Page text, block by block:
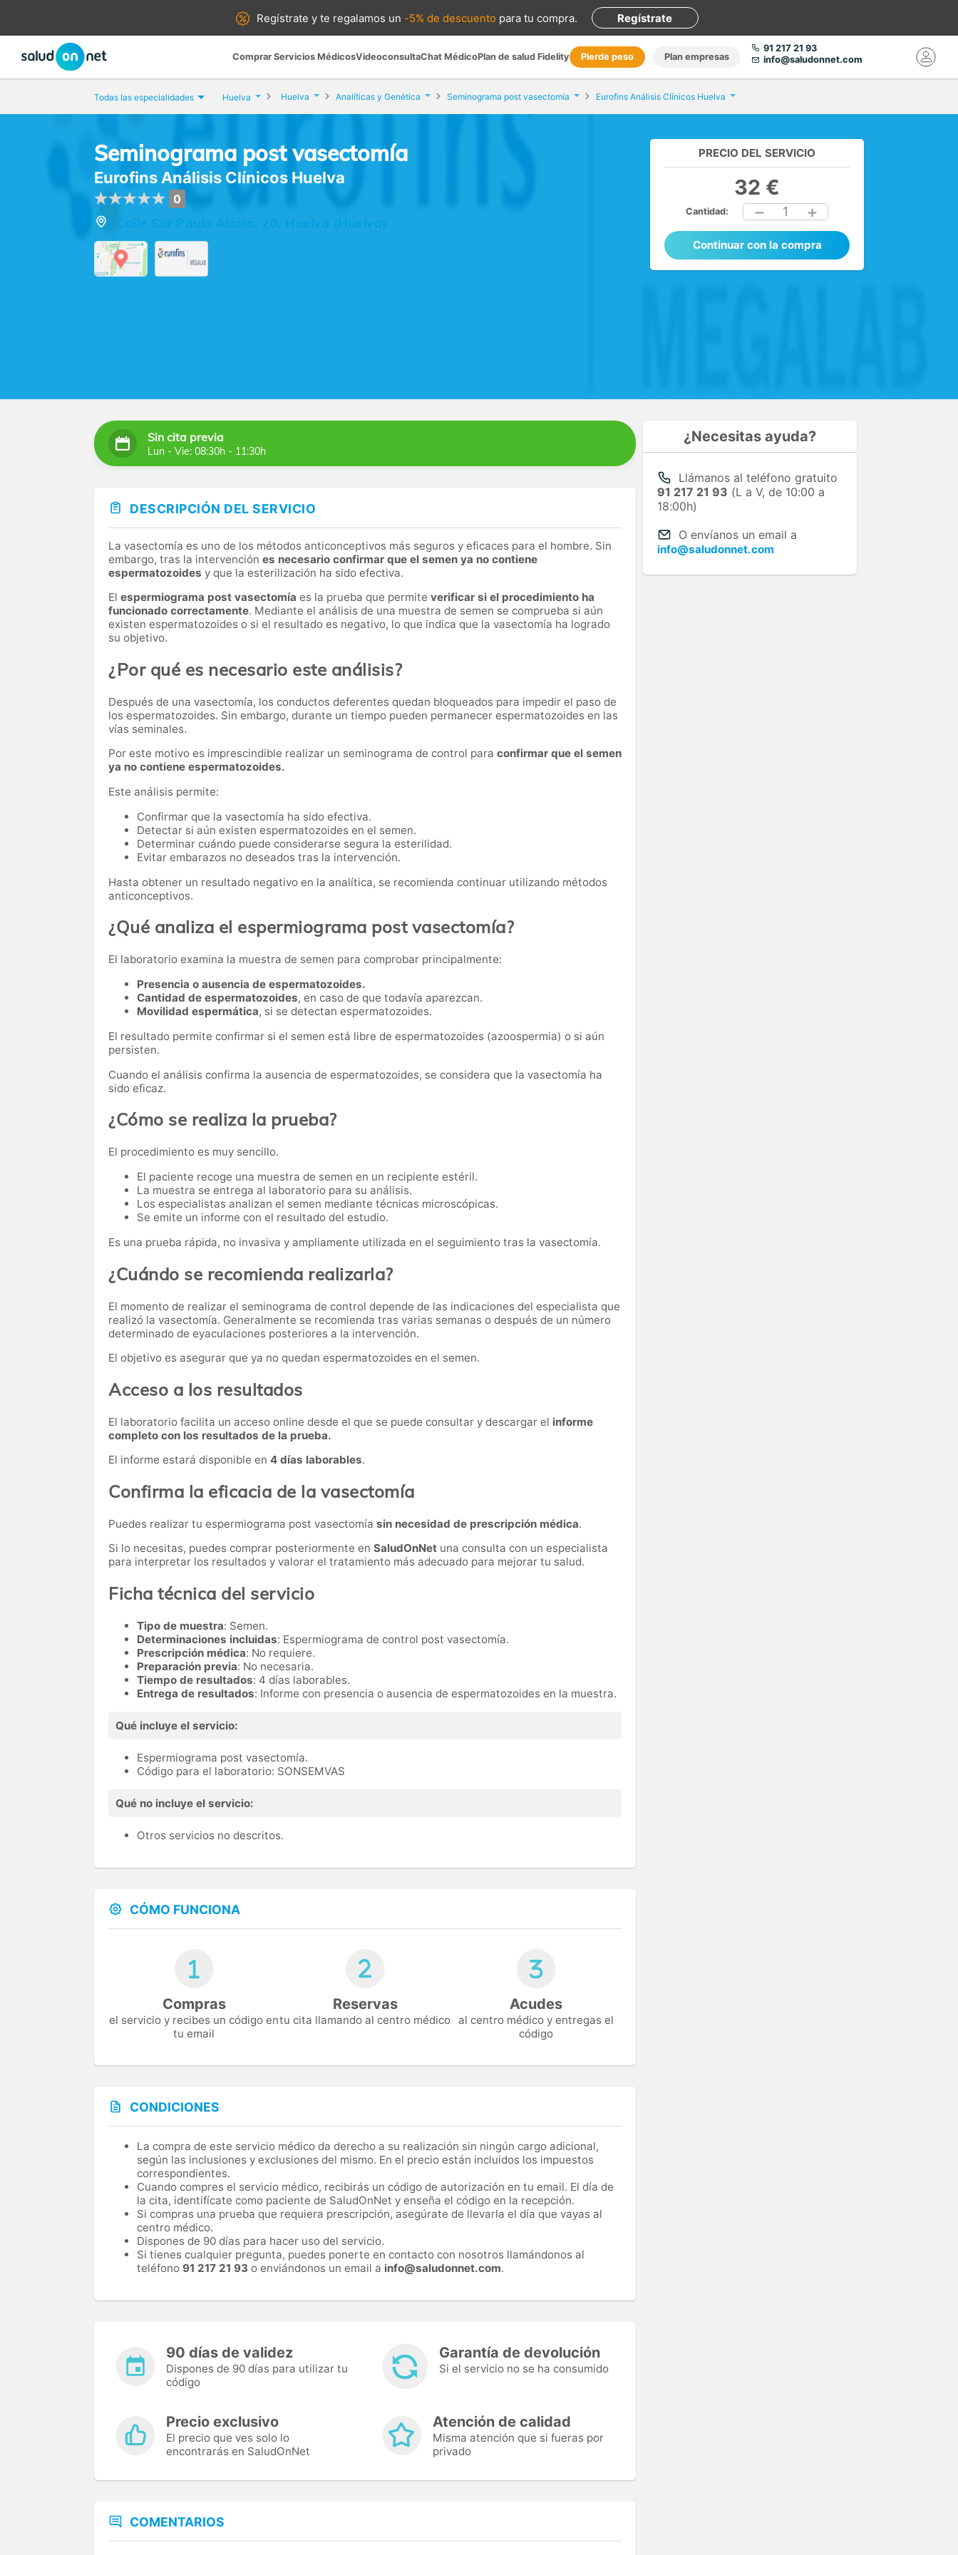
Regístrate yte regalamos un -5% de descuento para tu compra. Regístrate
Comprar Servicios MédicosVideoconsultaChat MédicoPlan de salud Fidelity Pierde peso Plan empresas
91 217 21 93
info@saludonnet.com
Todas las especialidades Huelva Huelva Analíticas y Genética Seminograma post vasectomía Eurofins Análisis Clínicos Huelva
Seminograma post vasectomía
Eurofins Análisis Clínicos Huelva
0
Calle Sor Paula Alzola, 20, Huelva (Huelva)
PRECIO DEL SERVICIO
32 €
Cantidad: 1
Continuar con la compra
Sin cita previa
Lun - Vie: 08:30h - 11:30h
DESCRIPCIÓN DEL SERVICIO
La vasectomía es uno de los métodos anticonceptivos más seguros y eficaces para el hombre. Sin
embargo, tras la intervención es necesario confirmar que el semen ya no contiene
espermatozoides y que la esterilización ha sido efectiva.
El espermiograma post vasectomía es la prueba que permite verificar si el procedimiento ha
funcionado correctamente. Mediante el análisis de una muestra de semen se comprueba si aún
existen espermatozoides o si el resultado es negativo, lo que indica que la vasectomía ha logrado
su objetivo.
¿Por qué es necesario este análisis?
Después de una vasectomía, los conductos deferentes quedan bloqueados para impedir el paso de
los espermatozoides. Sin embargo, durante un tiempo pueden permanecer espermatozoides en las
vías seminales.
Por este motivo es imprescindible realizar un seminograma de control para confirmar que el semen
ya no contiene espermatozoides.
Este análisis permite:
Confirmar que la vasectomía ha sido efectiva.
Detectar si aún existen espermatozoides en el semen.
Determinar cuándo puede considerarse segura la esterilidad.
Evitar embarazos no deseados tras la intervención.
Hasta obtener un resultado negativo en la analítica, se recomienda continuar utilizando métodos
anticonceptivos.
¿Qué analiza el espermiograma post vasectomía?
El laboratorio examina la muestra de semen para comprobar principalmente:
Presencia o ausencia de espermatozoides.
Cantidad de espermatozoides, en caso de que todavía aparezcan.
Movilidad espermática, si se detectan espermatozoides.
El resultado permite confirmar si el semen está libre de espermatozoides (azoospermia) o si aún
persisten.
Cuando el análisis confirma la ausencia de espermatozoides, se considera que la vasectomía ha
sido eficaz.
¿Cómo se realiza la prueba?
El procedimiento es muy sencillo.
El paciente recoge una muestra de semen en un recipiente estéril.
La muestra se entrega al laboratorio para su análisis.
Los especialistas analizan el semen mediante técnicas microscópicas.
Se emite un informe con el resultado del estudio.
Es una prueba rápida, no invasiva y ampliamente utilizada en el seguimiento tras la vasectomía.
¿Cuándo se recomienda realizarla?
El momento de realizar el seminograma de control depende de las indicaciones del especialista que
realizó la vasectomía. Generalmente se recomienda tras varias semanas o después de un número
determinado de eyaculaciones posteriores a la intervención.
El objetivo es asegurar que ya no quedan espermatozoides en el semen.
Acceso a los resultados
El laboratorio facilita un acceso online desde el que se puede consultar y descargar el informe
completo con los resultados de la prueba.
El informe estará disponible en 4 días laborables.
Confirma la eficacia de la vasectomía
Puedes realizar tu espermiograma post vasectomía sin necesidad de prescripción médica.
Si lo necesitas, puedes comprar posteriormente en SaludOnNet una consulta con un especialista
para interpretar los resultados y valorar el tratamiento más adecuado para mejorar tu salud.
Ficha técnica del servicio
Tipo de muestra: Semen.
Determinaciones incluidas: Espermiograma de control post vasectomía.
Prescripción médica: No requiere.
Preparación previa: No necesaria.
Tiempo de resultados: 4 días laborables.
Entrega de resultados: Informe con presencia o ausencia de espermatozoides en la muestra.
Qué incluye el servicio:
Espermiograma post vasectomía.
Código para el laboratorio: SONSEMVAS
Qué no incluye el servicio:
Otros servicios no descritos.
CÓMO FUNCIONA
Compras
el servicio y recibes un código en
tu email
Reservas
tu cita llamando al centro médico
Acudes
al centro médico y entregas el
código
CONDICIONES
La compra de este servicio médico da derecho a su realización sin ningún cargo adicional,
según las inclusiones y exclusiones del mismo. En el precio están incluidos los impuestos
correspondientes.
Cuando compres el servicio médico, recibirás un código de autorización en tu email. El día de
la cita, identifícate como paciente de SaludOnNet y enseña el código en la recepción.
Si compras una prueba que requiera prescripción, asegúrate de llevarla el día que vayas al
centro médico.
Dispones de 90 días para hacer uso del servicio.
Si tienes cualquier pregunta, puedes ponerte en contacto con nosotros llamándonos al
teléfono 91 217 21 93 o enviándonos un email a info@saludonnet.com.
90 días de validez
Dispones de 90 días para utilizar tu
código
Garantía de devolución
Si el servicio no se ha consumido
Precio exclusivo
El precio que ves solo lo
encontrarás en SaludOnNet
Atención de calidad
Misma atención que si fueras por
privado
COMENTARIOS
¿Necesitas ayuda?
Llámanos al teléfono gratuito
91 217 21 93 (L a V, de 10:00 a
18:00h)
O envíanos un email a
info@saludonnet.com